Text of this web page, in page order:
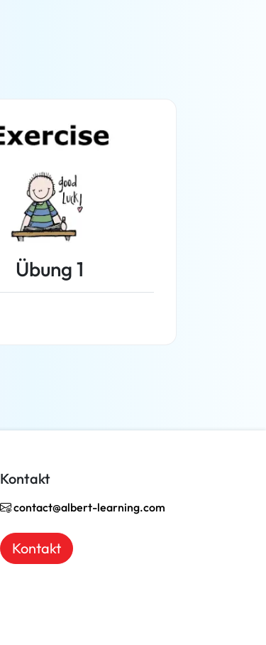
Übung 1
Kontakt
contact@albert-learning.com
Kontakt